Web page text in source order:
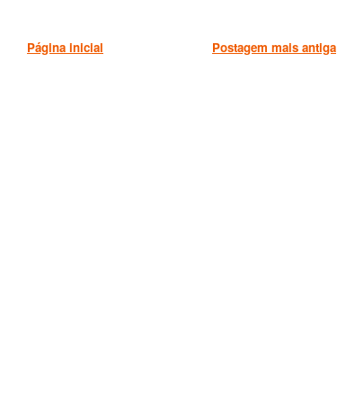
Postagem mais antiga
Página inicial